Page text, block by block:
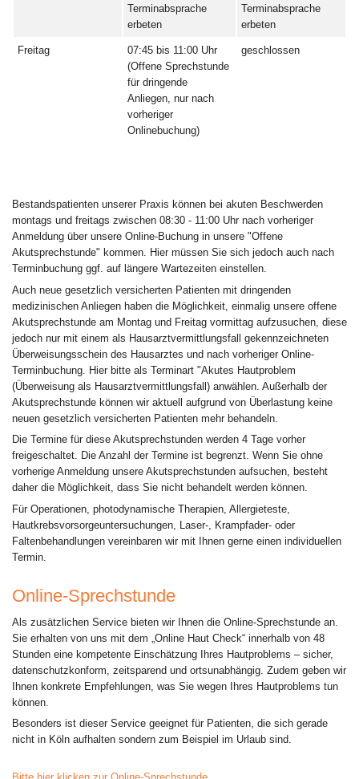
Terminabsprache
erbeten
Terminabsprache
erbeten
Freitag
07:45 bis 11:00 Uhr
(Offene Sprechstunde
für dringende
Anliegen, nur nach
vorheriger
Onlinebuchung)
geschlossen
Bestandspatienten unserer Praxis können bei akuten Beschwerden
montags und freitags zwischen 08:30 - 11:00 Uhr nach vorheriger
Anmeldung über unsere Online-Buchung in unsere "Offene
Akutsprechstunde" kommen. Hier müssen Sie sich jedoch auch nach
Terminbuchung ggf. auf längere Wartezeiten einstellen.
Auch neue gesetzlich versicherten Patienten mit dringenden
medizinischen Anliegen haben die Möglichkeit, einmalig unsere offene
Akutsprechstunde am Montag und Freitag vormittag aufzusuchen, diese
jedoch nur mit einem als Hausarztvermittlungsfall gekennzeichneten
Überweisungsschein des Hausarztes und nach vorheriger Online-
Terminbuchung. Hier bitte als Terminart "Akutes Hautproblem
(Überweisung als Hausarztvermittlungsfall) anwählen. Außerhalb der
Akutsprechstunde können wir aktuell aufgrund von Überlastung keine
neuen gesetzlich versicherten Patienten mehr behandeln.
Die Termine für diese Akutsprechstunden werden 4 Tage vorher
freigeschaltet. Die Anzahl der Termine ist begrenzt. Wenn Sie ohne
vorherige Anmeldung unsere Akutsprechstunden aufsuchen, besteht
daher die Möglichkeit, dass Sie nicht behandelt werden können.
Für Operationen, photodynamische Therapien, Allergieteste,
Hautkrebsvorsorgeuntersuchungen, Laser-, Krampfader- oder
Faltenbehandlungen vereinbaren wir mit Ihnen gerne einen individuellen
Termin.
Online-Sprechstunde
Als zusätzlichen Service bieten wir Ihnen die Online-Sprechstunde an.
Sie erhalten von uns mit dem „Online Haut Check“ innerhalb von 48
Stunden eine kompetente Einschätzung Ihres Hautproblems – sicher,
datenschutzkonform, zeitsparend und ortsunabhängig. Zudem geben wir
Ihnen konkrete Empfehlungen, was Sie wegen Ihres Hautproblems tun
können.
Besonders ist dieser Service geeignet für Patienten, die sich gerade
nicht in Köln aufhalten sondern zum Beispiel im Urlaub sind.